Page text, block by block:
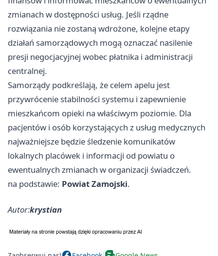
zmianach w dostępności usług. Jeśli rządne
rozwiązania nie zostaną wdrożone, kolejne etapy
działań samorządowych mogą oznaczać nasilenie
presji negocjacyjnej wobec płatnika i administracji
centralnej.
Samorządy podkreślają, że celem apelu jest
przywrócenie stabilności systemu i zapewnienie
mieszkańcom opieki na właściwym poziomie. Dla
pacjentów i osób korzystających z usług medycznych
najważniejsze będzie śledzenie komunikatów
lokalnych placówek i informacji od powiatu o
ewentualnych zmianach w organizacji świadczeń.
na podstawie: Powiat Zamojski.
Autor:krystian